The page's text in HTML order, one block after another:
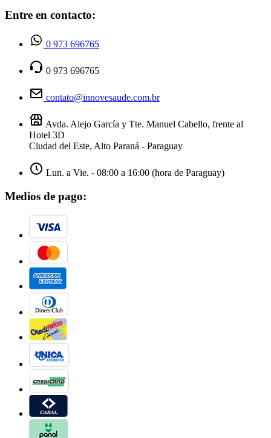
Entre en contacto:
0 973 696765
0 973 696765
contato@innovesaude.com.br
Avda. Alejo García y Tte. Manuel Cabello, frente al
Hotel 3D
Ciudad del Este, Alto Paraná - Paraguay
Lun. a Vie. - 08:00 a 16:00 (hora de Paraguay)
Medios de pago: